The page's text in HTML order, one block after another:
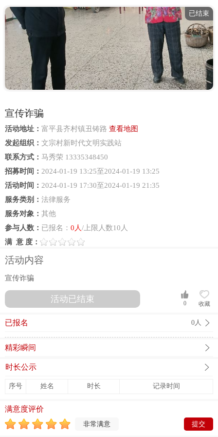
已结束
宣传诈骗
活动地址： 富平县齐村镇丑铸路 查看地图
发起组织： 文宗村新时代文明实践站
联系方式： 马秀荣 13335348450
招募时间： 2024-01-19 13:25至2024-01-19 13:25
活动时间： 2024-01-19 17:30至2024-01-19 21:35
服务类别： 法律服务
服务对象： 其他
参与人数： 已报名： 0人/上限人数10人
满 意 度：
活动内容
宣传诈骗
活动已结束 收藏
0
已报名 0人
精彩瞬间
时长公示
序号 姓名 时长 记录时间
满意度评价
非常满意